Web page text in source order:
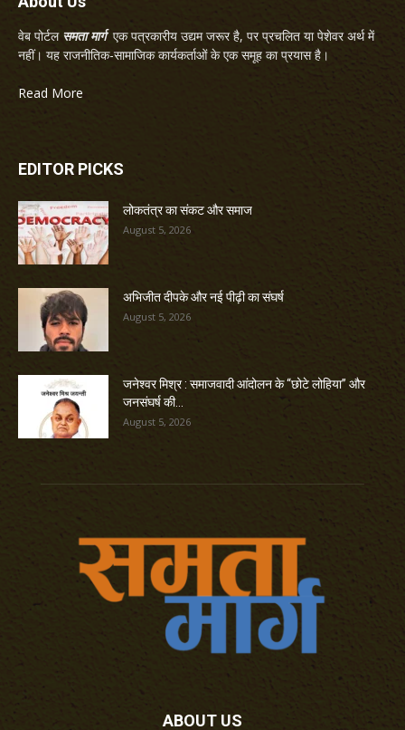
वेब पोर्टल समता मार्गएक पत्रकारीय उद्यम जरूर है, पर प्रचलित या पेशेवर अर्थ में
नहीं। यह राजनीतिक-सामाजिक कार्यकर्ताओं के एक समूह का प्रयास है।
Read More
EDITOR PICKS
लोकतंत्र का संकट और समाज
August 5, 2026
अभिजीत दीपके और नई पीढ़ी का संघर्ष
August 5, 2026
जनेश्वर मिश्र : समाजवादी आंदोलन के “छोटे लोहिया” और
जनसंघर्ष की...
August 5, 2026
ABOUT US